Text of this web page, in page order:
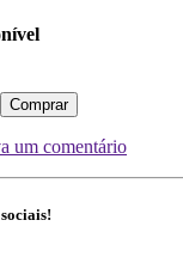
Comprar
um comentário